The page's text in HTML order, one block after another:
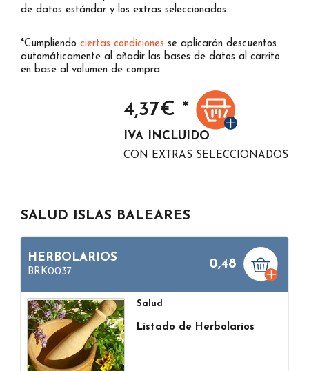
de datos estándar y los extras seleccionados.
*Cumpliendo ciertas condiciones se aplicarán descuentos
automáticamente al añadir las bases de datos al carrito
en base al volumen de compra.
4,37€ *
IVA INCLUIDO
CON EXTRAS SELECCIONADOS
SALUD ISLAS BALEARES
HERBOLARIOS
BRK0037
0,48
Salud
Listado de Herbolarios